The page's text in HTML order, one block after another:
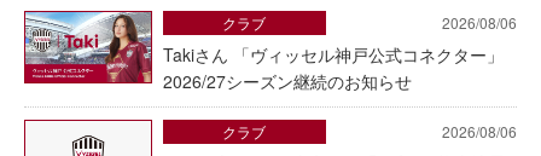
2026/08/06
Takiさん 「ヴィッセル神戸公式コネクター」
2026/27シーズン継続のお知らせ
クラブ
2026/08/06
クラブ